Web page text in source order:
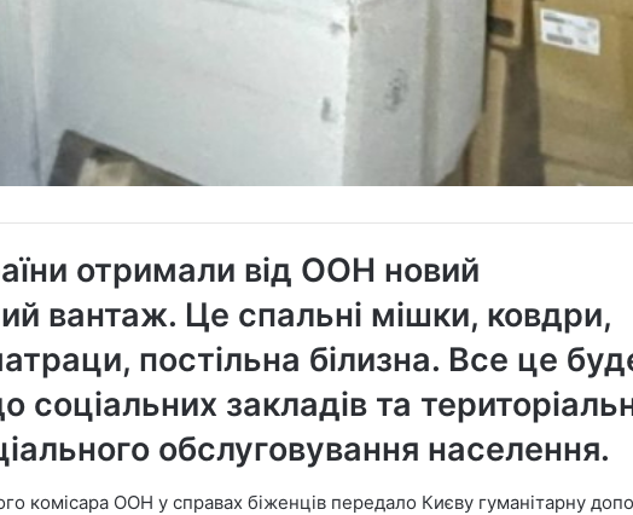
отримали від ООН новий
вантаж. Це спальні мішки, ковдри,
постільна білизна. Все це
соціальних закладів та
обслуговування населення.
комісара ООН у справах біженців передало Києву гуманітарну